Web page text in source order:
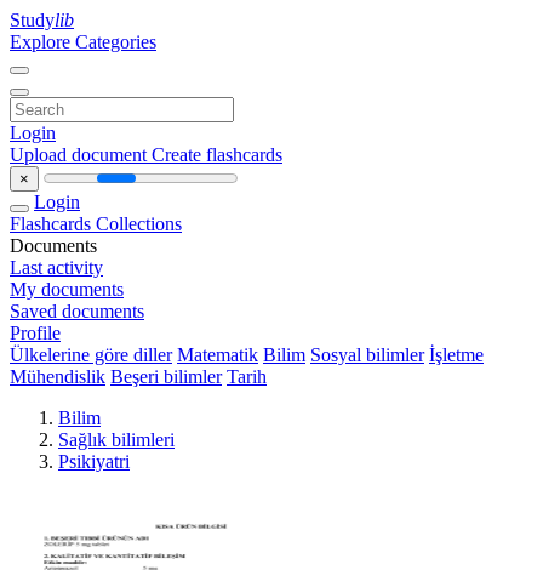
Studylib
Explore Categories
Login
Upload document Create flashcards
×
Login
Flashcards Collections
Documents
Last activity
My documents
Saved documents
Profile
Ülkelerine göre diller Matematik Bilim Sosyal bilimler İşletme
Mühendislik Beşeri bilimler Tarih
Bilim
Sağlık bilimleri
Psikiyatri